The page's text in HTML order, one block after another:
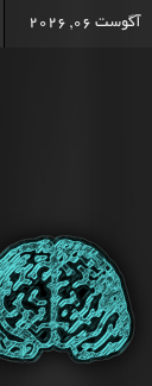
آگوست 06, 2026